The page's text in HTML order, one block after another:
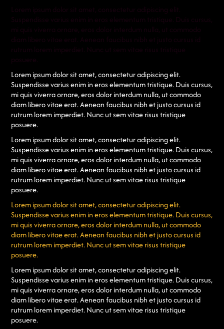
Lorem ipsum dolor sit amet, consectetur adipiscing elit.
Suspendisse varius enim in eros elementum tristique. Duis cursus,
mi quis viverra ornare, eros dolor interdum nulla, ut commodo
diam libero vitae erat. Aenean faucibus nibh et justo cursus id
rutrum lorem imperdiet. Nunc ut sem vitae risus tristique
posuere.
Lorem ipsum dolor sit amet, consectetur adipiscing elit.
Suspendisse varius enim in eros elementum tristique. Duis cursus,
mi quis viverra ornare, eros dolor interdum nulla, ut commodo
diam libero vitae erat. Aenean faucibus nibh et justo cursus id
rutrum lorem imperdiet. Nunc ut sem vitae risus tristique
posuere.
Lorem ipsum dolor sit amet, consectetur adipiscing elit.
Suspendisse varius enim in eros elementum tristique. Duis cursus,
mi quis viverra ornare, eros dolor interdum nulla, ut commodo
diam libero vitae erat. Aenean faucibus nibh et justo cursus id
rutrum lorem imperdiet. Nunc ut sem vitae risus tristique
posuere.
Lorem ipsum dolor sit amet, consectetur adipiscing elit.
Suspendisse varius enim in eros elementum tristique. Duis cursus,
mi quis viverra ornare, eros dolor interdum nulla, ut commodo
diam libero vitae erat. Aenean faucibus nibh et justo cursus id
rutrum lorem imperdiet. Nunc ut sem vitae risus tristique
posuere.
Lorem ipsum dolor sit amet, consectetur adipiscing elit.
Suspendisse varius enim in eros elementum tristique. Duis cursus,
mi quis viverra ornare, eros dolor interdum nulla, ut commodo
diam libero vitae erat. Aenean faucibus nibh et justo cursus id
rutrum lorem imperdiet. Nunc ut sem vitae risus tristique
posuere.